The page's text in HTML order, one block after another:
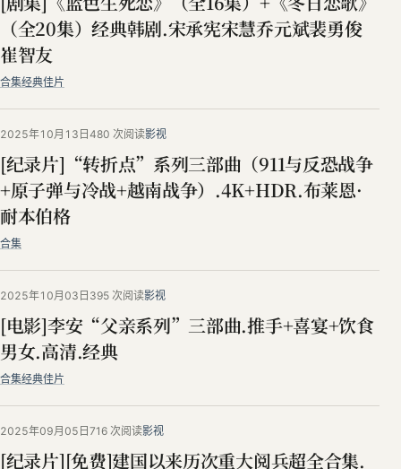
（全20集）经典韩剧.宋承宪宋慧乔元斌裴勇俊
崔智友
合集经典佳片
2025年10月13日 480 次阅读影视
[纪录片]“转折点”系列三部曲（911与反恐战争
+原子弹与冷战+越南战争）.4K+HDR.布莱恩·
耐本伯格
合集
2025年10月03日 395 次阅读影视
[电影]李安“父亲系列”三部曲.推手+喜宴+饮食
男女.高清.经典
合集经典佳片
2025年09月05日 716 次阅读影视
[纪录片][免费]建国以来历次重大阅兵超全合集.